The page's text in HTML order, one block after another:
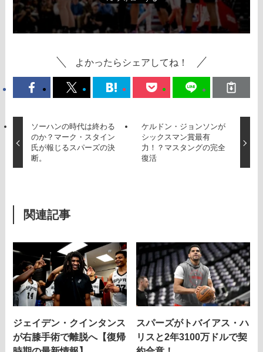
よかったらシェアしてね！
ソーハンの時代は終わる
のか？マーク・スタイン
氏が報じるスパーズの決
断。
ケルドン・ジョンソンが
シックスマン賞最有
力！？マスタングの完全
復活
関連記事
ジェイデン・クインタンス
が右膝手術で離脱へ【復帰
スパーズがトバイアス・ハ
リスと2年3100万ドルで契